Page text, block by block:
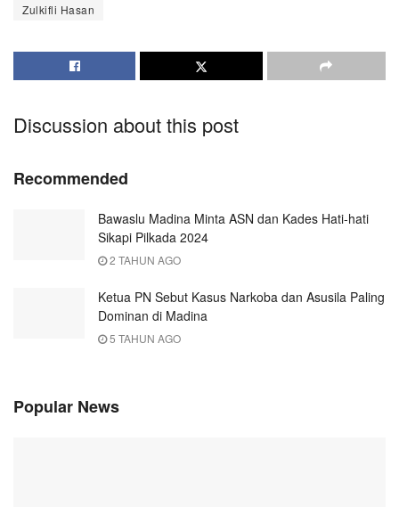
Zulkifli Hasan
Discussion about this post
Recommended
Bawaslu Madina Minta ASN dan Kades Hati-hati
Sikapi Pilkada 2024
2 TAHUN AGO
Ketua PN Sebut Kasus Narkoba dan Asusila Paling
Dominan di Madina
5 TAHUN AGO
Popular News